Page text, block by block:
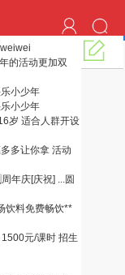
的活动更加双
小少年
小少年
岁 适合人群开设
多让你拿 活动
年庆[庆祝] ...圆
饮料免费畅饮**
元/课时 招生